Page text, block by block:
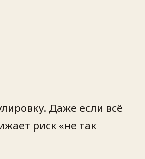
Даже если всё
риск «не так